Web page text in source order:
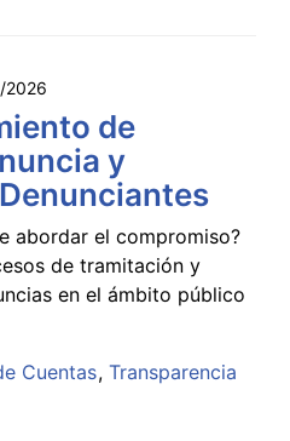
de
y
abordar el compromiso?
de tramitación y
en el ámbito público
Cuentas Transparencia